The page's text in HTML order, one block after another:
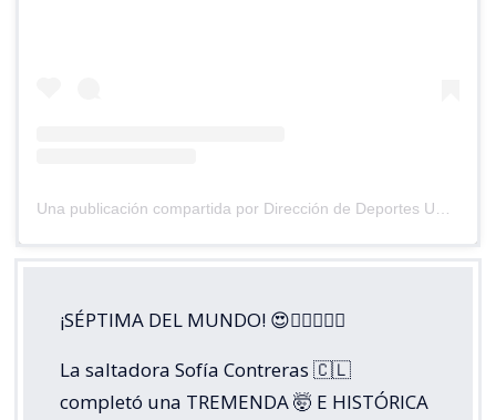
Una publicación compartida por Dirección de Deportes UC (@deportesuc)
¡SÉPTIMA DEL MUNDO! 😍😮‍💨🏃🏼‍♀️
La saltadora Sofía Contreras 🇨🇱
completó una TREMENDA 🤯 E HISTÓRICA